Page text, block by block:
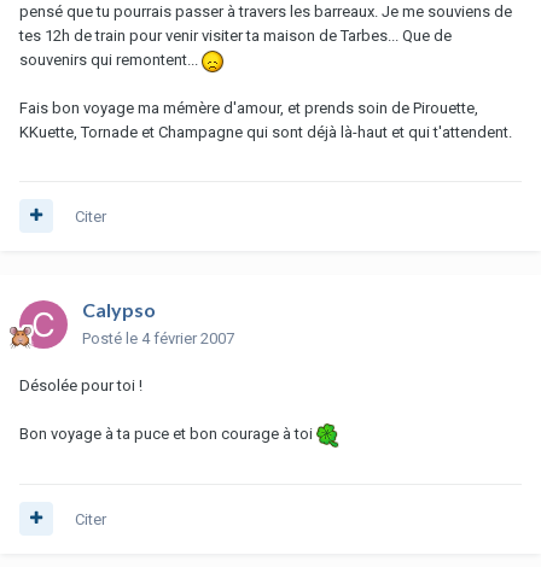
pensé que tu pourrais passer à travers les barreaux. Je me souviens de
tes 12h de train pour venir visiter ta maison de Tarbes... Que de
souvenirs qui remontent...
Fais bon voyage ma mémère d'amour, et prends soin de Pirouette,
KKuette, Tornade et Champagne qui sont déjà là-haut et qui t'attendent.
Citer
Calypso
Posté le 4 février 2007
Désolée pour toi !
Bon voyage à ta puce et bon courage à toi
Citer